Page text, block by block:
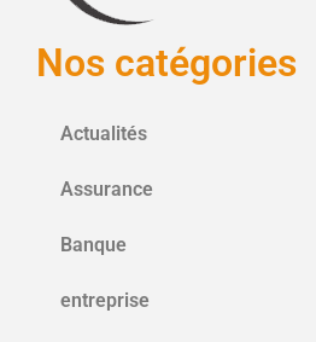
Nos catégories
Actualités
Assurance
Banque
entreprise